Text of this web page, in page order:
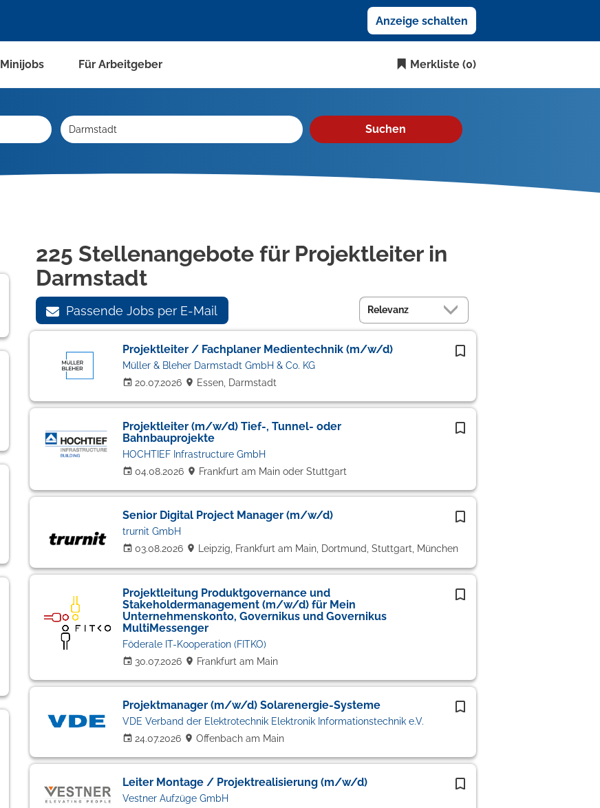
Anzeige schalten
Minijobs Für Arbeitgeber Merkliste (0)
Suchen
225 Stellenangebote für Projektleiter in
Darmstadt
Passende Jobs per E-Mail
Projektleiter / Fachplaner Medientechnik (m/w/d)
20.07.2026
Müller & Bleher Darmstadt GmbH & Co. KG
Essen, Darmstadt
Projektleiter (m/w/d) Tief-, Tunnel- oder
Bahnbauprojekte
04.08.2026
HOCHTIEF Infrastructure GmbH
Frankfurt am Main oder Stuttgart
Senior Digital Project Manager (m/w/d)
03.08.2026
trurnit GmbH
Leipzig, Frankfurt am Main, Dortmund, Stuttgart, München
Projektleitung Produktgovernance und
Stakeholdermanagement (m/w/d) für Mein
Unternehmenskonto, Governikus und Governikus
MultiMessenger
30.07.2026
Föderale IT-Kooperation (FITKO)
Frankfurt am Main
Projektmanager (m/w/d) Solarenergie-Systeme
24.07.2026
VDE Verband der Elektrotechnik Elektronik Informationstechnik e.V.
Offenbach am Main
Leiter Montage / Projektrealisierung (m/w/d)
Vestner Aufzüge GmbH